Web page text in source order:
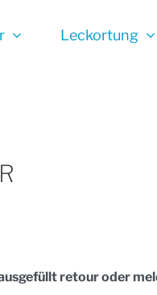
Leckortung
retour oder